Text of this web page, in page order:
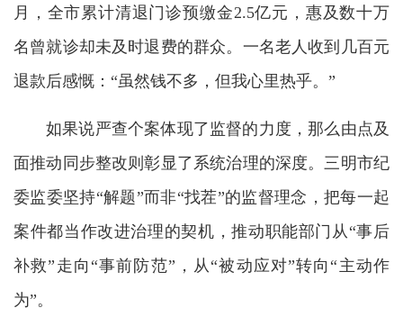
月，全市累计清退门诊预缴金2.5亿元，惠及数十万
名曾就诊却未及时退费的群众。一名老人收到几百元
退款后感慨：“虽然钱不多，但我心里热乎。”
如果说严查个案体现了监督的力度，那么由点及
面推动同步整改则彰显了系统治理的深度。三明市纪
委监委坚持“解题”而非“找茬”的监督理念，把每一起
案件都当作改进治理的契机，推动职能部门从“事后
补救”走向“事前防范”，从“被动应对”转向“主动作
为”。